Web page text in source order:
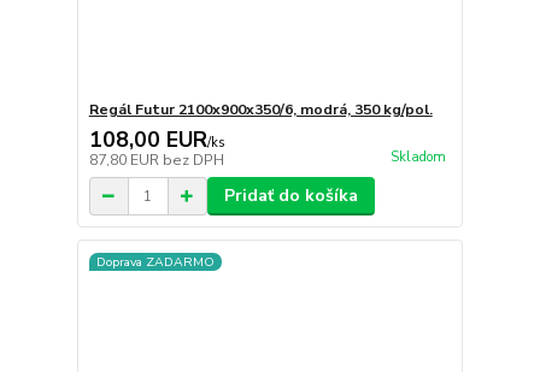
Regál Futur 2100x900x350/6, modrá, 350 kg/pol.
108,00 EUR/ks
87,80 EUR bez DPH Skladom
Pridať do košíka
Doprava ZADARMO